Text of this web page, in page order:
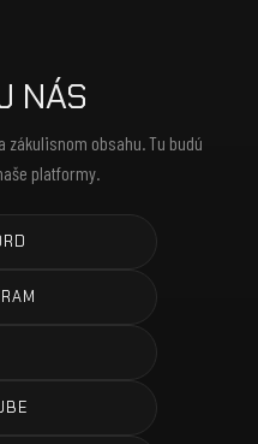
NÁS
zákulisnom obsahu. Tu budú
platformy.